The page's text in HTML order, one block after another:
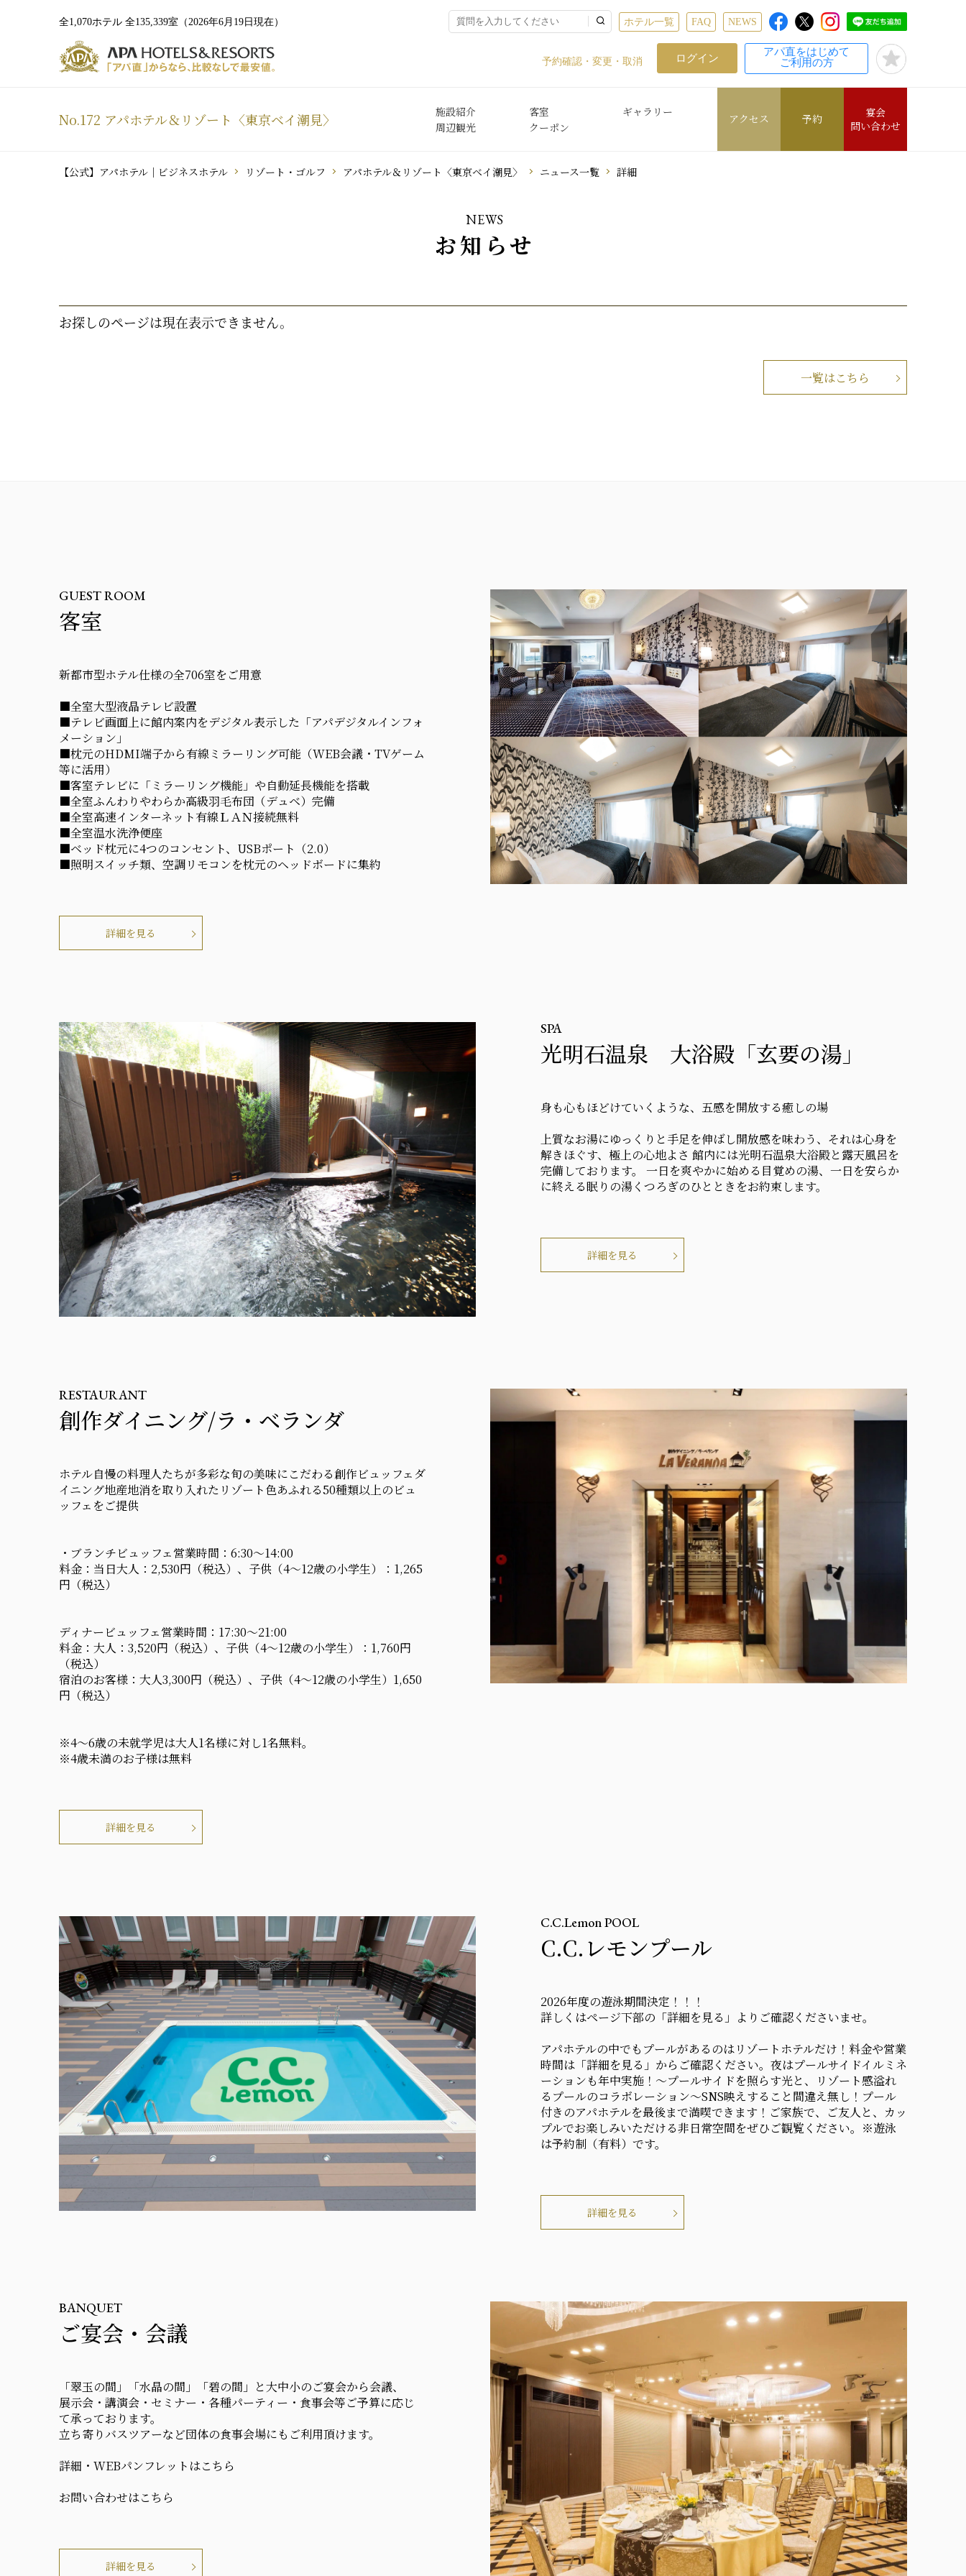
全1,070ホテル 全135,339室（2026年6月19日現在） ホテル一覧 FAQ NEWS
予約確認・変更・取消 ログイン
アパ直をはじめて
ご利用の方
No.172 アパホテル＆リゾート〈東京ベイ潮見〉 施設紹介 客室
ギャラリー
周辺観光
クーポン
アクセス 予約
宴会
問い合わせ
【公式】アパホテル｜ビジネスホテル リゾート・ゴルフ アパホテル＆リゾート〈東京ベイ潮見〉 ニュース一覧 詳細
NEWS
お知らせ
お探しのページは現在表示できません。
一覧はこちら
GUEST ROOM
客室
新都市型ホテル仕様の全706室をご用意
■全室大型液晶テレビ設置
■テレビ画面上に館内案内をデジタル表示した「アパデジタルインフォ
メーション」
■枕元のHDMI端子から有線ミラーリング可能（WEB会議・TVゲーム
等に活用）
■客室テレビに「ミラーリング機能」や自動延長機能を搭載
■全室ふんわりやわらか高級羽毛布団（デュベ）完備
■全室高速インターネット有線ＬＡＮ接続無料
■全室温水洗浄便座
■ベッド枕元に4つのコンセント、USBポート（2.0）
■照明スイッチ類、空調リモコンを枕元のヘッドボードに集約
詳細を見る
SPA
光明石温泉 大浴殿「玄要の湯」
身も心もほどけていくような、五感を開放する癒しの場
上質なお湯にゆっくりと手足を伸ばし開放感を味わう、それは心身を
解きほぐす、極上の心地よさ 館内には光明石温泉大浴殿と露天風呂を
完備しております。 一日を爽やかに始める目覚めの湯、一日を安らか
に終える眠りの湯くつろぎのひとときをお約束します。
詳細を見る
RESTAURANT
創作ダイニング/ラ・ベランダ
ホテル自慢の料理人たちが多彩な旬の美味にこだわる創作ビュッフェダ
イニング地産地消を取り入れたリゾート色あふれる50種類以上のビュ
ッフェをご提供
・ブランチビュッフェ営業時間：6:30～14:00
料金：当日大人：2,530円（税込）、子供（4～12歳の小学生）：1,265
円（税込）
ディナービュッフェ営業時間：17:30～21:00
料金：大人：3,520円（税込）、子供（4～12歳の小学生）：1,760円
（税込）
宿泊のお客様：大人3,300円（税込）、子供（4～12歳の小学生）1,650
円（税込）
※4～6歳の未就学児は大人1名様に対し1名無料。
※4歳未満のお子様は無料
詳細を見る
C.C.Lemon POOL
C.C.レモンプール
2026年度の遊泳期間決定！！！
詳しくはページ下部の「詳細を見る」よりご確認くださいませ。
アパホテルの中でもプールがあるのはリゾートホテルだけ！料金や営業
時間は「詳細を見る」からご確認ください。夜はプールサイドイルミネ
ーションも年中実施！～プールサイドを照らす光と、リゾート感溢れ
るプールのコラボレーション～SNS映えすること間違え無し！プール
付きのアパホテルを最後まで満喫できます！ご家族で、ご友人と、カッ
プルでお楽しみいただける非日常空間をぜひご観覧ください。※遊泳
は予約制（有料）です。
詳細を見る
BANQUET
ご宴会・会議
「翠玉の間」「水晶の間」「碧の間」と大中小のご宴会から会議、
展示会・講演会・セミナー・各種パーティー・食事会等ご予算に応じ
て承っております。
立ち寄りバスツアーなど団体の食事会場にもご利用頂けます。
詳細・WEBパンフレットはこちら
お問い合わせはこちら
詳細を見る